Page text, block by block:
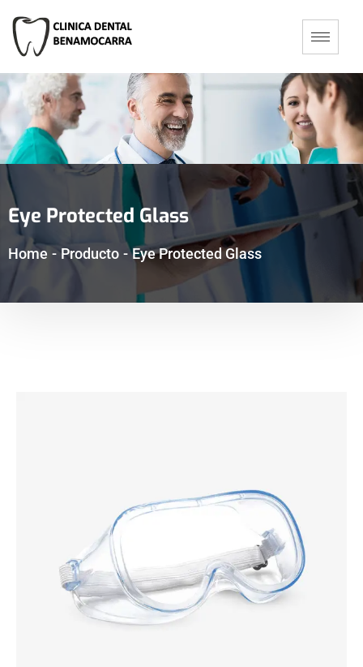
Eye Protected Glass
Home - Producto - Eye Protected Glass